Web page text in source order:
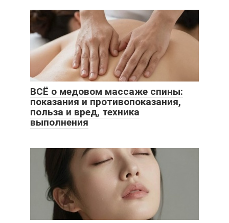
ВСЁ о медовом массаже спины:
показания и противопоказания,
польза и вред, техника
выполнения